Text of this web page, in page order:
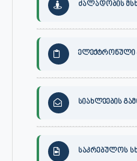
ძალადობის
ელექტრონული
სიახლეების
საკრებულოს